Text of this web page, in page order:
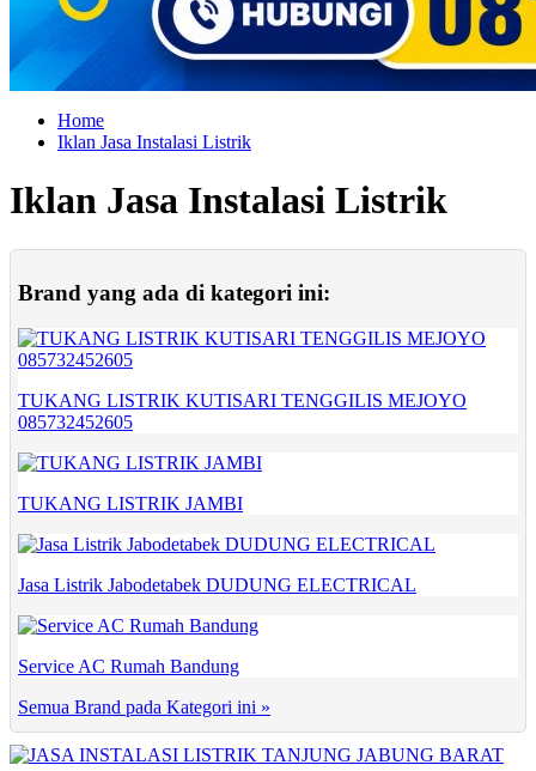
Home
Iklan Jasa Instalasi Listrik
Iklan Jasa Instalasi Listrik
Brand yang ada di kategori ini:
TUKANG LISTRIK KUTISARI TENGGILIS MEJOYO
085732452605
TUKANG LISTRIK JAMBI
Jasa Listrik Jabodetabek DUDUNG ELECTRICAL
Service AC Rumah Bandung
Semua Brand pada Kategori ini »